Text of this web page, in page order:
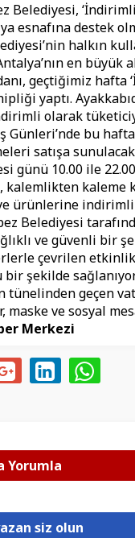
Belediyesi,
esnafına destek
halkın
en büyük
geçtiğimiz hafta
yaptı.
olarak
Günleri’nde bu
satışa
günü 10.00 ile
kalemlikten kaleme
ürünlerine
Belediyesi
ve güvenli bir
çevrilen
bir şekilde
tünelinden geçen
maske ve sosyal
Merkezi
Yorumla
siz olun